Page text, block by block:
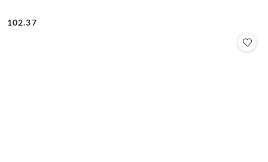
Cena:
102.37